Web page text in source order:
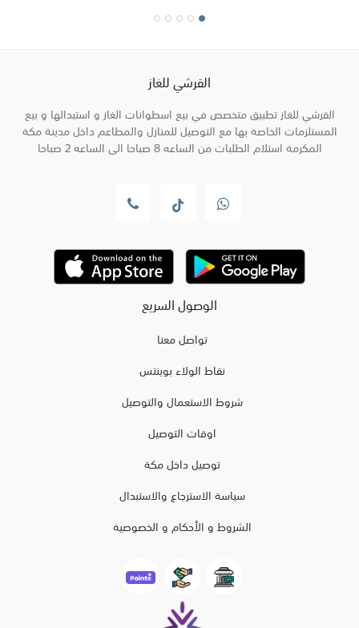
القرشي للغاز
القرشي للغاز تطبيق متخصص في بيع اسطوانات الغاز و استبدالها و بيع
المستلزمات الخاصة بها مع التوصيل للمنازل والمطاعم داخل مدينة مكة
المكرمة استلام الطلبات من الساعه 8 صباحا الى الساعه 2 صباحا
الوصول السريع
تواصل معنا
نقاط الولاء بوينتس
شروط الاستعمال والتوصيل
اوقات التوصيل
توصيل داخل مكة
سياسة الاسترجاع والاستبدال
الشروط و الأحكام و الخصوصية